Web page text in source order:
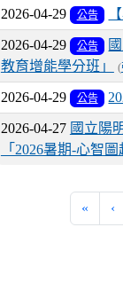
2026-04-29 公告
2026-04-29 公告
教育增能學分班」
(
2026-04-29 公告
2026-04-27 國立陽
「2026暑期-心智
« ‹